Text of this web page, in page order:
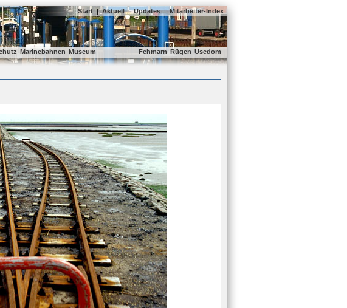
Start | Aktuell | Updates | Mitarbeiter-Index
Marinebahnen Museum Fehmarn Rügen Usedom